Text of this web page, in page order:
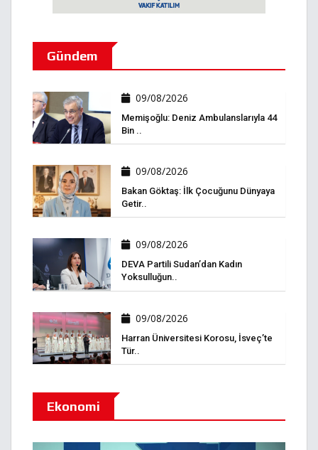
Gündem
09/08/2026
Memişoğlu: Deniz Ambulanslarıyla 44
Bin ..
09/08/2026
Bakan Göktaş: İlk Çocuğunu Dünyaya
Getir..
09/08/2026
DEVA Partili Sudan’dan Kadın
Yoksulluğun..
09/08/2026
Harran Üniversitesi Korosu, İsveç’te
Tür..
Ekonomi